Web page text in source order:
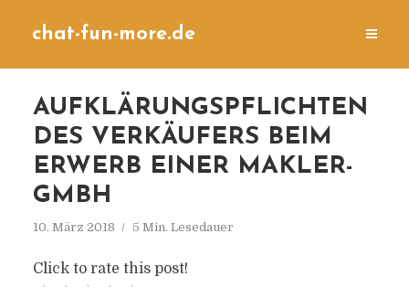
chat-fun-more.de
AUFKLÄRUNGSPFLICHTEN
DES VERKÄUFERS BEIM
ERWERB EINER MAKLER-
GMBH
10. März 2018 5 Min. Lesedauer
Click to rate this post!